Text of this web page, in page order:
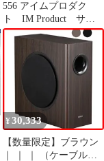
556 アイムプロダク
ト IM Product サン
グラス 度無 IM9007
¥ 30,333
【数量限定】ブラウン
｜ ｜ ｜ （ケーブル同